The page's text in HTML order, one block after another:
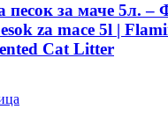
песок за маче 5л. –
za mace 5l |
Cat Litter